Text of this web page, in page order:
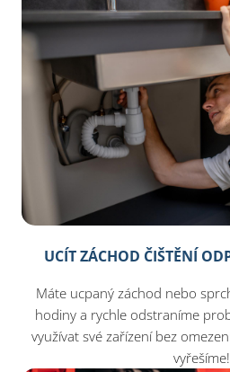
UCÍT ZÁCHOD ČIŠTĚNÍ
Máte ucpaný záchod nebo
hodiny a rychle odstraníme
využívat své zařízení bez
vyřešíme!